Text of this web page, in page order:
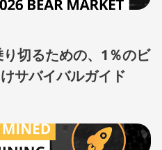
切るための、1％のビ
サバイバルガイド